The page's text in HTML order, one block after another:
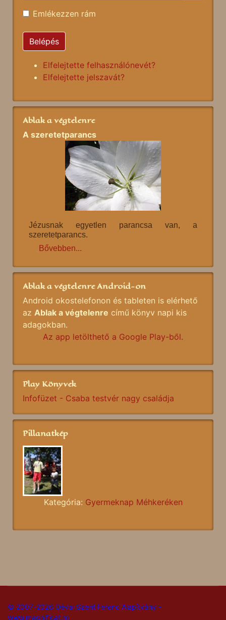
Emlékezzen rám
Belépés
Elfelejtette felhasználónevét?
Elfelejtette jelszavát?
Ablak a végtelenre
A szeretetparancs
Jézusnak egyetlen parancsa van, a
szeretetparancs.
Bővebben...
Ablak a végtelenre Android-on
Android okostelefonon és tableten is elérhető
az Ablak a végtelenre című könyv napi kis
adagokban.
Az app letölthető a Google Play-ből.
Play Könyvek
Infofüzet - Csaba testvér nagy családja
Pillanatkép
Kategória: Gyermeknap Méhkeréken
© 2007-2026 Dévai Szent Ferenc Alapítvány -
www.magnificat.ro